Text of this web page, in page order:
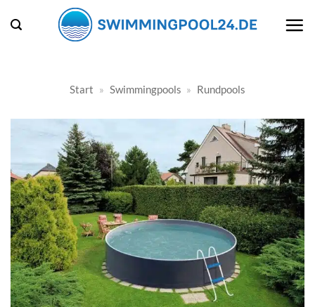
Inhalt
Start » Swimmingpools » Rundpools